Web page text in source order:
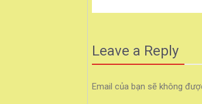
Leave a Reply
Email của bạn sẽ không